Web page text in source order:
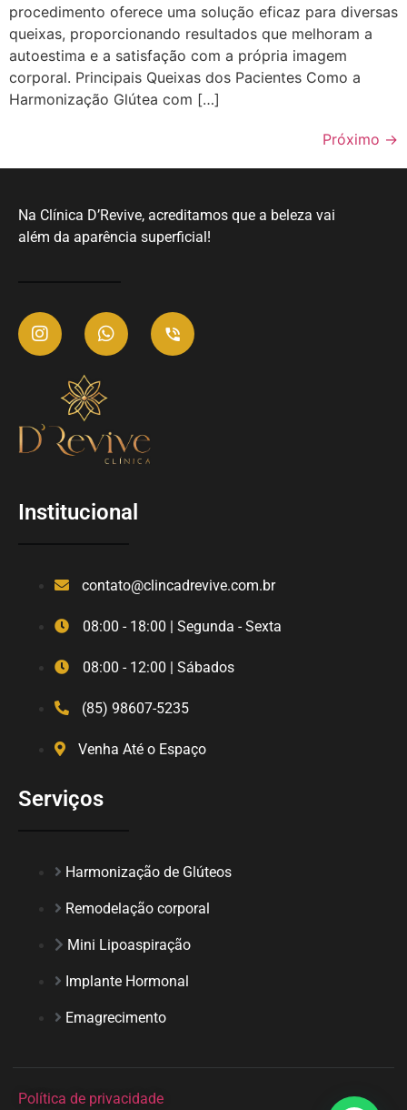
procedimento oferece uma solução eficaz para diversas
queixas, proporcionando resultados que melhoram a
autoestima e a satisfação com a própria imagem
corporal. Principais Queixas dos Pacientes Como a
Harmonização Glútea com […]
Próximo →
Na Clínica D’Revive, acreditamos que a beleza vai
além da aparência superficial!
Institucional
contato@clincadrevive.com.br
08:00 - 18:00 | Segunda - Sexta
08:00 - 12:00 | Sábados
(85) 98607-5235
Venha Até o Espaço
Serviços
Harmonização de Glúteos
Remodelação corporal
Mini Lipoaspiração
Implante Hormonal
Emagrecimento
Política de privacidade